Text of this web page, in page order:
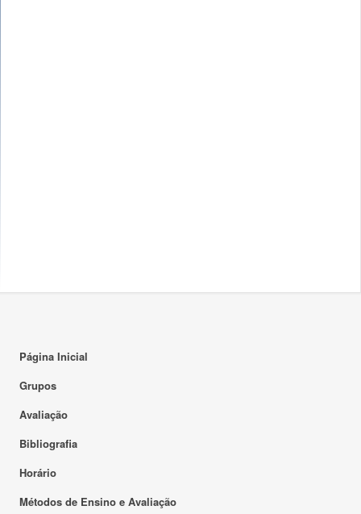
Página Inicial
Grupos
Avaliação
Bibliografia
Horário
Métodos de Ensino e Avaliação